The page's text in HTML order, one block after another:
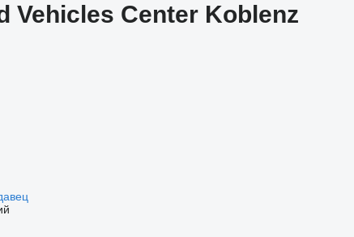
Vehicles Center Koblenz